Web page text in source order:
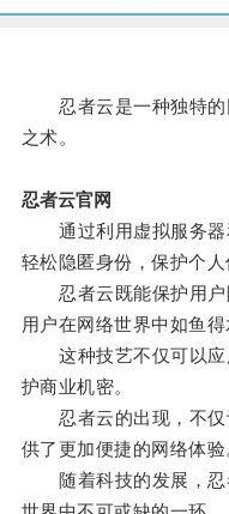
忍者云是一种独特的
之术。
忍者云官网
通过利用虚拟服务器
轻松隐匿身份，保护个人
忍者云既能保护用户
用户在网络世界中如鱼得
这种技艺不仅可以应
护商业机密。
忍者云的出现，不仅
供了更加便捷的网络体验
随着科技的发展，忍